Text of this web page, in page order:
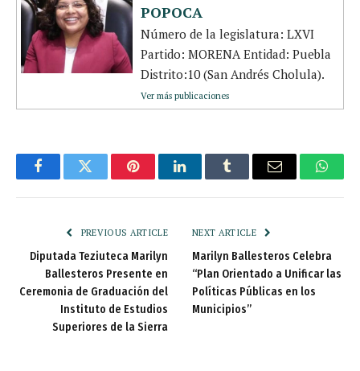
POPOCA
Número de la legislatura: LXVI
Partido: MORENA Entidad: Puebla
Distrito:10 (San Andrés Cholula).
Ver más publicaciones
FacebookTwitter PinterestLinkedInTumblr Email
PREVIOUS ARTICLE
Diputada Teziuteca Marilyn
Ballesteros Presente en
Ceremonia de Graduación del
Instituto de Estudios
Superiores de la Sierra
NEXT ARTICLE
Marilyn Ballesteros Celebra
“Plan Orientado a Unificar las
Políticas Públicas en los
Municipios”